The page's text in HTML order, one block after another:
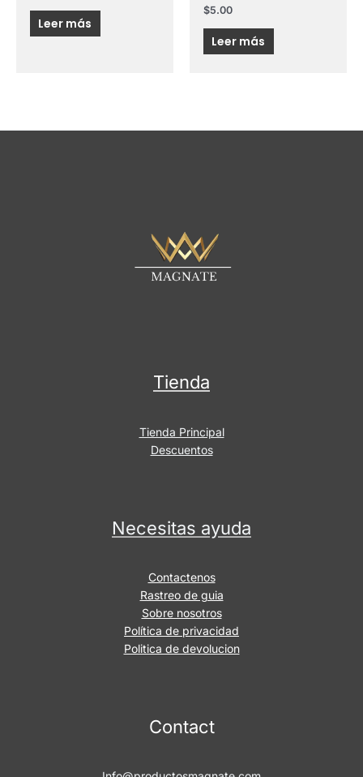
Leer más
$5.00
Leer más
Tienda
Tienda Principal
Descuentos
Necesitas ayuda
Contactenos
Rastreo de guia
Sobre nosotros
Política de privacidad
Politica de devolucion
Contact